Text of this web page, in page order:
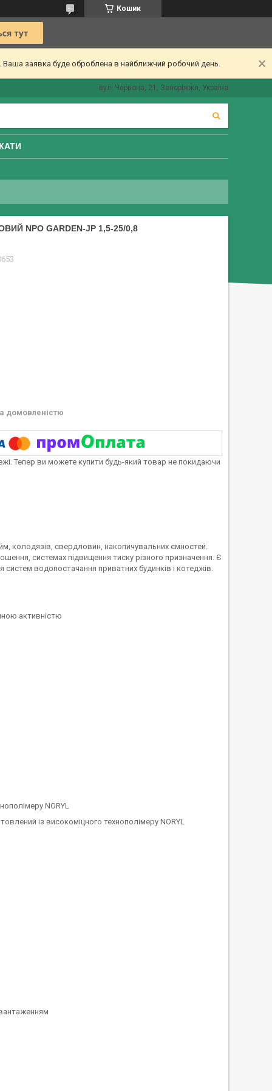
Кошик
Ваша заявка буде оброблена в найближчий робочий день.
вул. Червона, 21, Запоріжжя, Україна
NPO GARDEN-JP 1,5-25/0,8
домовленістю
Тепер ви можете купити будь-який товар не покидаючи
колодязів, свердловин, накопичувальних ємностей.
системах підвищення тиску різного призначення. Є
водопостачання приватних будинків і котеджів.
активністю
NORYL
із високоміцного технополімеру NORYL